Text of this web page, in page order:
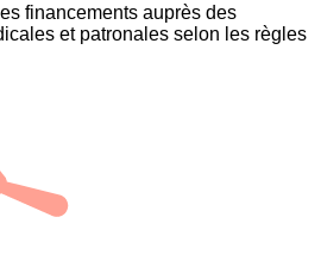
financements auprès des
et patronales selon les règles